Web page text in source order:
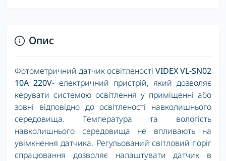
Опис
Фотометричний датчик освітленості VIDEX VL-SN02
10A 220V- електричний пристрій, який дозволяє
керувати системою освітлення у приміщенні або
зовні відповідно до освітленості навколишнього
середовища. Температура та вологість
навколишнього середовища не впливають на
увімкнення датчика. Регульований світловий поріг
спрацювання дозволяє налаштувати датчик в